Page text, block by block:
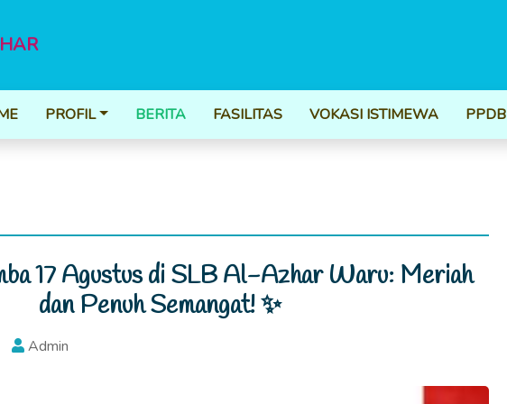
PROFIL BERITA FASILITAS VOKASI ISTIMEWA PPDB
17 Agustus di SLB Al-Azhar Waru: Meriah
dan Penuh Semangat! ✨
Admin